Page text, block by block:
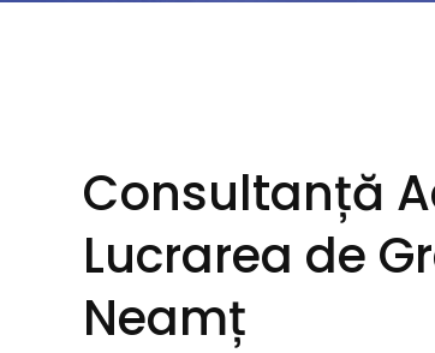
Consultanță
Lucrarea de
Neamț